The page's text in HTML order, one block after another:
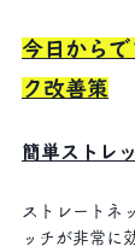
今日から
ク改善策
簡単ストレ
ストレートネ
ッチが非常に